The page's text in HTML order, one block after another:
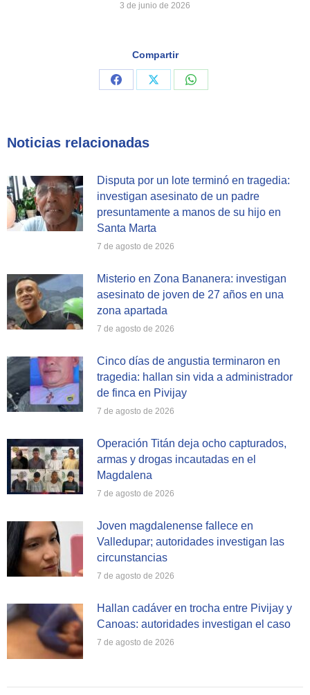
3 de junio de 2026
Compartir
Share
Share
Share
Noticias relacionadas
Disputa por un lote terminó en tragedia:
investigan asesinato de un padre
presuntamente a manos de su hijo en
Santa Marta
7 de agosto de 2026
Misterio en Zona Bananera: investigan
asesinato de joven de 27 años en una
zona apartada
7 de agosto de 2026
Cinco días de angustia terminaron en
tragedia: hallan sin vida a administrador
de finca en Pivijay
7 de agosto de 2026
Operación Titán deja ocho capturados,
armas y drogas incautadas en el
Magdalena
7 de agosto de 2026
Joven magdalenense fallece en
Valledupar; autoridades investigan las
circunstancias
7 de agosto de 2026
Hallan cadáver en trocha entre Pivijay y
Canoas: autoridades investigan el caso
7 de agosto de 2026